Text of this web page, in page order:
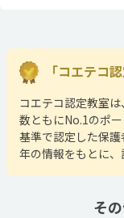
「コエテコ
コエテコ認定教室
数ともにNo.1のポ
基準で認定した保
年の情報をもとに、
そ